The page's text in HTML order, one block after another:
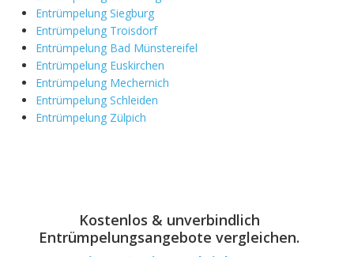
Entrümpelung Siegburg
Entrümpelung Troisdorf
Entrümpelung Bad Münstereifel
Entrümpelung Euskirchen
Entrümpelung Mechernich
Entrümpelung Schleiden
Entrümpelung Zülpich
Kostenlos & unverbindlich
Entrümpelungsangebote vergleichen.